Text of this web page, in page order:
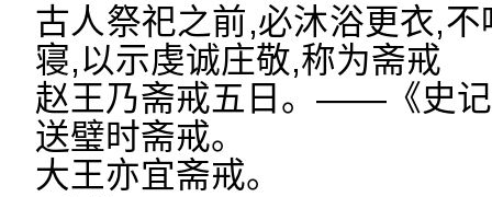
古人祭祀之前,必沐浴更衣,
寝,以示虔诚庄敬,称为斋戒
赵王乃斋戒五日。——《史记
送璧时斋戒。
大王亦宜斋戒。